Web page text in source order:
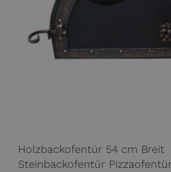
Holzbackofentür 54 cm Breit
Steinbackofentür